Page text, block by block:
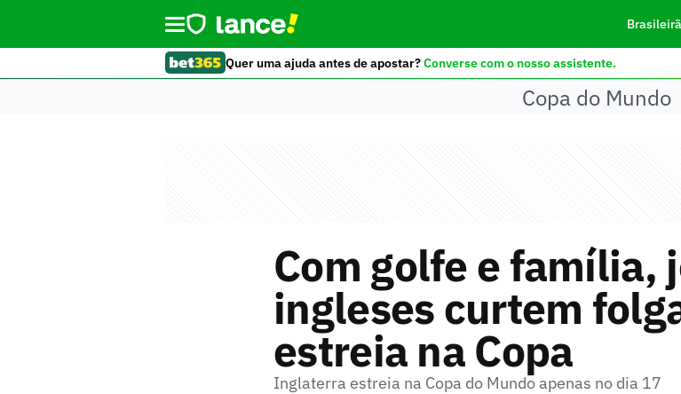
Quer uma ajuda antes de apostar?Converse com o nosso assistente.
Copa do Mundo
Com golfe e família,
ingleses curtem
estreia na Copa
Inglaterra estreia na Copa do Mundo apenas no dia 17